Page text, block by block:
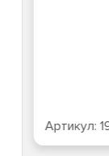
Артикул: